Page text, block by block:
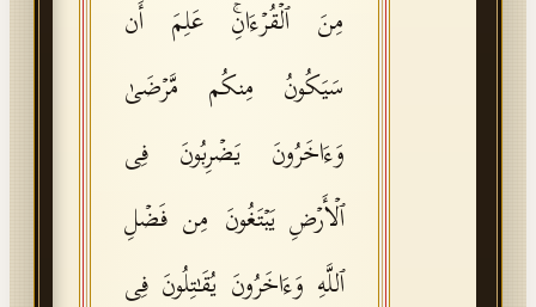
مِنَ ٱلۡقُرۡءَانِۚ عَلِمَ أَن
سَیَكُونُ مِنكُم مَّرۡضَىٰ
وَءَاخَرُونَ یَضۡرِبُونَ فِی
ٱلۡأَرۡضِ یَبۡتَغُونَ مِن فَضۡلِ
ٱللَّهِ وَءَاخَرُونَ یُقَـٰتِلُونَ فِی